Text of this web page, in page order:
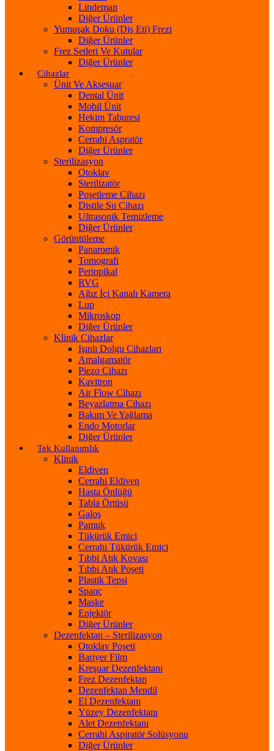
Lindeman
Diğer Ürünler
Yumuşak Doku (Diş Eti) Frezi
Diğer Ürünler
Frez Setleri Ve Kutular
Diğer Ürünler
Cihazlar
Ünit Ve Aksesuar
Dental Ünit
Mobil Ünit
Hekim Taburesi
Kompresör
Cerrahi Aspratör
Diğer Ürünler
Sterilizasyon
Otoklav
Sterilizatör
Poşetleme Cihazı
Distile Su Cihazı
Ultrasonik Temizleme
Diğer Ürünler
Görüntüleme
Panaromik
Tomografi
Periopikal
RVG
Ağız İçi Kanalı Kamera
Lup
Mikroskop
Diğer Ürünler
Klinik Cihazlar
Işınlı Dolgu Cihazları
Amalgamatör
Piezo Cihazı
Kavitron
Air Flow Cihazı
Beyazlatma Cihazı
Bakım Ve Yağlama
Endo Motorlar
Diğer Ürünler
Tek Kullanımlık
Klinik
Eldiven
Cerrahi Eldiven
Hasta Önlüğü
Tabla Örtüsü
Galoş
Pamuk
Tükürük Emici
Cerrahi Tükürük Emici
Tıbbi Atık Kovası
Tıbbi Atık Poşeti
Plastik Tepsi
Spanç
Maske
Enjektör
Diğer Ürünler
Dezenfektan – Sterilizasyon
Otoklav Poşeti
Bariyer Film
Kreşuar Dezenfektanı
Frez Dezenfektan
Dezenfektan Mendil
El Dezenfektanı
Yüzey Dezenfektanı
Alet Dezenfektanı
Cerrahi Aspiratör Solüsyonu
Diğer Ürünler